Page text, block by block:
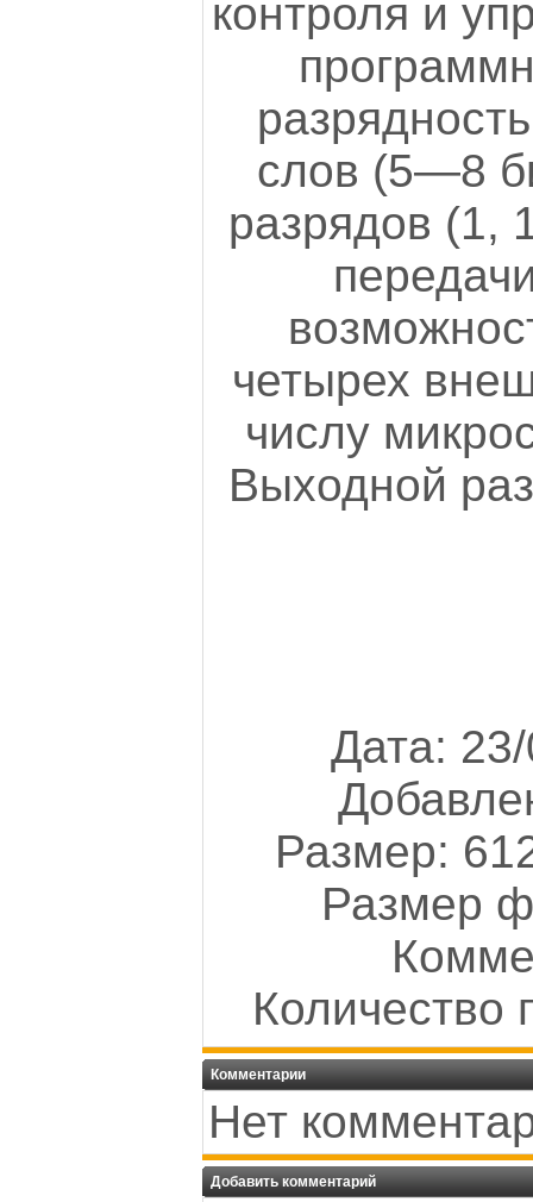
контроля и
слов (5—8
разрядов (1,
четырех
числу
Выходной
Дата:
Размер:
Размер
Количество
Комментарии
Нет
Добавить комментарий